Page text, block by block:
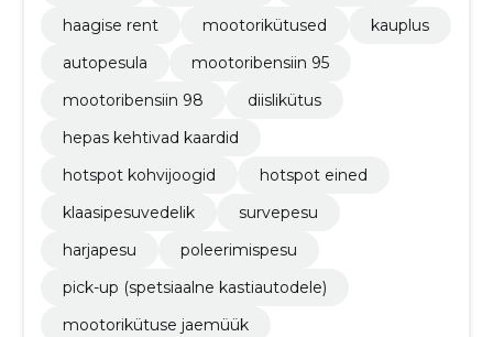
haagise rent
mootorikütused
kauplus
autopesula
mootoribensiin 95
mootoribensiin 98
diislikütus
hepas kehtivad kaardid
hotspot kohvijoogid
hotspot eined
klaasipesuvedelik
survepesu
harjapesu
poleerimispesu
pick-up (spetsiaalne kastiautodele)
mootorikütuse jaemüük